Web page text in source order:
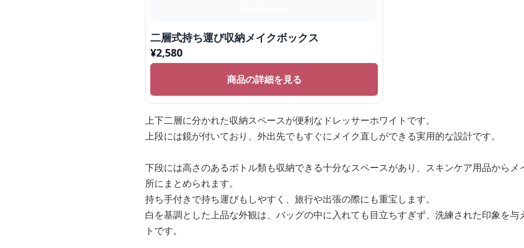
二層式持ち運び収納メイクボックス
¥2,580
商品の詳細を見る
上下二層に分かれた収納スペースが便利なドレッサーホワイトです。
上段には鏡が付いており、外出先でもすぐにメイク直しができる実用的な設計です。
下段には高さのあるボトル類も収納できる十分なスペースがあり、スキンケア用品から
所にまとめられます。
持ち手付きで持ち運びもしやすく、旅行や出張の際にも重宝します。
白を基調とした上品な外観は、バッグの中に入れても目立ちすぎず、洗練された印象を与
トです。